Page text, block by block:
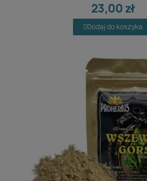
23,00 zł
Dodaj do koszyka